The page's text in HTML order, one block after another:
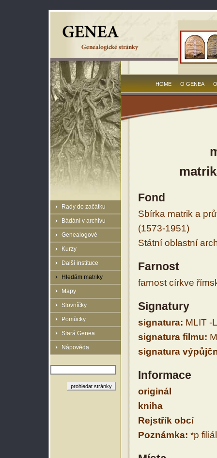
Rady do začátku
Bádání v archivu
Genealogové
Kurzy
Další instituce
Hledám matriky
Mapy
Slovníčky
Pomůcky
Stará Genea
Nápověda
HOME O GENEA
Fond
Sbírka matrik a
(1573-1951)
Státní oblastní
Farnost
farnost církve
Signatury
signatura: MLIT -
signatura filmu:
signatura
Informace
originál
kniha
Rejstřík obcí
Poznámka: *p